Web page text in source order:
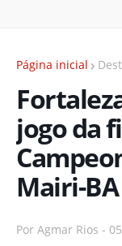
Página inicial
jogo da
Mairi-BA
Por Agmar Rios -